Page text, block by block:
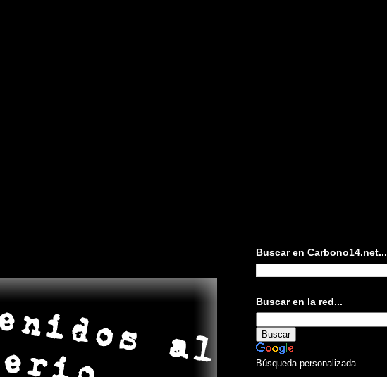
Buscar en Carbono14.net...
Buscar en la red...
Búsqueda personalizada